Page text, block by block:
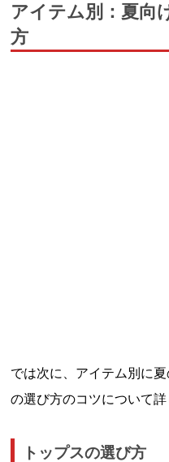
アイテム別：夏向
方
では次に、アイテム別に
の選び方のコツについて詳
トップスの選び方